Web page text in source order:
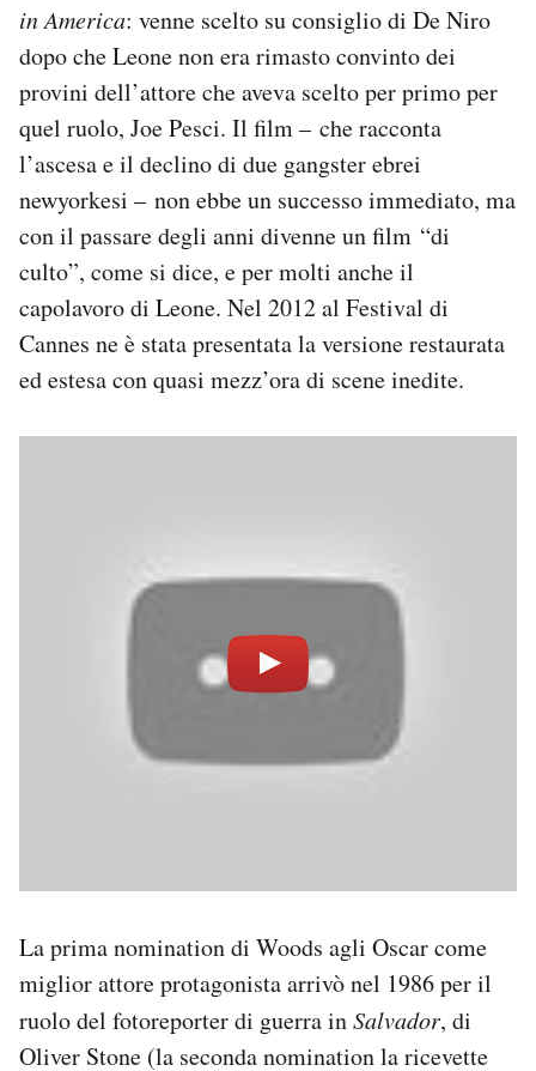
in America: venne scelto su consiglio di De Niro
dopo che Leone non era rimasto convinto dei
provini dell’attore che aveva scelto per primo per
quel ruolo, Joe Pesci. Il film – che racconta
l’ascesa e il declino di due gangster ebrei
newyorkesi – non ebbe un successo immediato, ma
con il passare degli anni divenne un film “di
culto”, come si dice, e per molti anche il
capolavoro di Leone. Nel 2012 al Festival di
Cannes ne è stata presentata la versione restaurata
ed estesa con quasi mezz’ora di scene inedite.
La prima nomination di Woods agli Oscar come
miglior attore protagonista arrivò nel 1986 per il
ruolo del fotoreporter di guerra inSalvador, di
Oliver Stone (la seconda nomination la ricevette